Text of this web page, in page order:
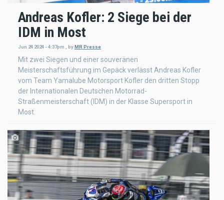
Andreas Kofler: 2 Siege bei der
IDM in Most
Jun 24 2024 - 4:37pm byMR Presse
Mit zwei Siegen und einer souveränen
Meisterschaftsführung im Gepäck verlässt Andreas Kofler
vom Team Yamalube Motorsport Kofler den dritten Stopp
der Internationalen Deutschen Motorrad-
Straßenmeisterschaft (IDM) in der Klasse Supersport in
Most.